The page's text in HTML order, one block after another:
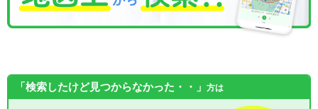
「検索したけど見つからなかった・・」 方は